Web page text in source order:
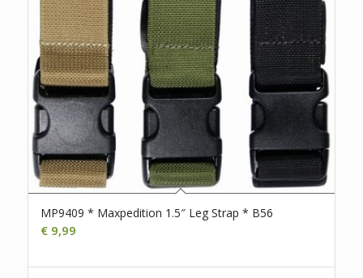
MP9409 * Maxpedition 1.5″ Leg Strap * B56
€9,99